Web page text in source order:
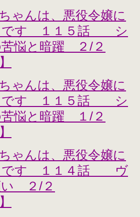
ゃんは、悪役令嬢に
です １１５話 シ
悩と暗躍 ２/２
ゃんは、悪役令嬢に
です １１５話 シ
悩と暗躍 １/２
ゃんは、悪役令嬢に
です １１４話 ヴ
い ２/２